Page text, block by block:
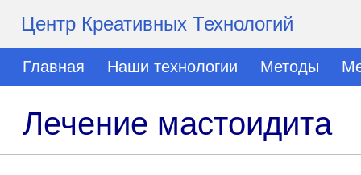
Центр Креативных Технологий
Главная Наши технологии Методы
Лечение мастоидита